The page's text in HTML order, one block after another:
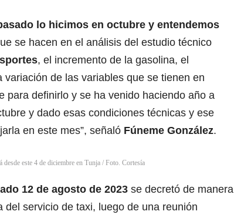
lo hicimos en octubre y entendemos
se hacen en el análisis del estudio técnico
, el incremento de la gasolina, el
de las variables que se tienen en
para definirlo y se ha venido haciendo año a
y dado esas condiciones técnicas y ese
en este mes”, señaló Fúneme González.
este 4 de diciembre en Tunja / Foto. Cortesía
12 de agosto de 2023 se decretó de manera
servicio de taxi, luego de una reunión